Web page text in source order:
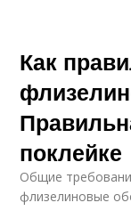
Как
поклейке
Общие
флизелиновые